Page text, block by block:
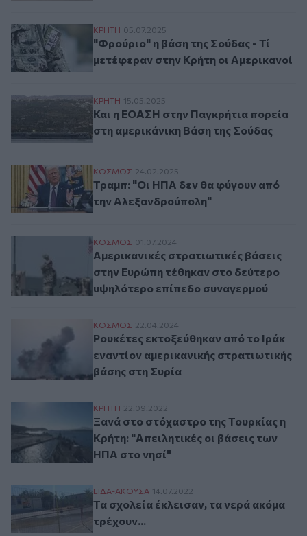
"Φρούριο" η βάση της Σούδας - Τί
ΚΡΗΤΗ 05.07.2025
"Φρούριο" η βάση της Σούδας - Τί
μετέφεραν στην Κρήτη οι Αμερικανοί
Και η ΕΟΑΣΗ στην Παγκρήτια πορεία στη
ΚΡΗΤΗ 15.05.2025
Και η ΕΟΑΣΗ στην Παγκρήτια πορεία
στη αμερικάνικη Βάση της Σούδας
Τραμπ: "Οι ΗΠΑ δεν θα φύγουν από την
ΚΟΣΜΟΣ 24.02.2025
Τραμπ: "Οι ΗΠΑ δεν θα φύγουν από
την Αλεξανδρούπολη"
Αμερικανικές στρατιωτικές βάσεις
ΚΟΣΜΟΣ 01.07.2024
Αμερικανικές στρατιωτικές βάσεις
στην Ευρώπη τέθηκαν στο δεύτερο
υψηλότερο επίπεδο συναγερμού
Ρουκέτες εκτοξεύθηκαν από το Ιράκ
ΚΟΣΜΟΣ 22.04.2024
Ρουκέτες εκτοξεύθηκαν από το Ιράκ
εναντίον αμερικανικής στρατιωτικής
βάσης στη Συρία
Ξανά στο στόχαστρο της Τουρκίας η
ΚΡΗΤΗ 22.09.2022
Ξανά στο στόχαστρο της Τουρκίας η
Κρήτη: "Απειλητικές οι βάσεις των
ΗΠΑ στο νησί"
Τα σχολεία έκλεισαν, τα νερά ακόμα
ΕΙΔΑ-ΑΚΟΥΣΑ 14.07.2022
Τα σχολεία έκλεισαν, τα νερά ακόμα
τρέχουν...